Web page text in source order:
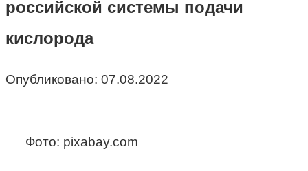
российской системы подачи
кислорода
Опубликовано: 07.08.2022
Фото: pixabay.com